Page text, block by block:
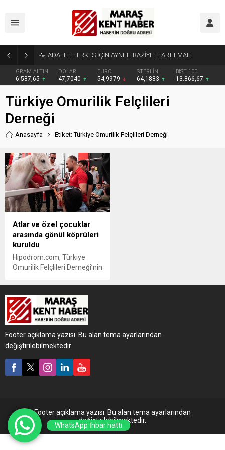
ADALET HERKES İÇİN AYNI TERAZİYLE TARTILMALI
GRAM ALTIN
6.587,65
DOLAR
47,7040
EURO
54,9979
STERLİN
64,1883
BIST 100
13.866,67
Türkiye Omurilik Felçlileri
Derneği
Anasayfa Etiket: Türkiye Omurilik Felçlileri Derneği
Atlar ve özel çocuklar
arasında gönül köprüleri
kuruldu
Hipodrom.com, Türkiye
Omurilik Felçlileri Derneği’nin
üstlendiği Atla Terapi
Merkez’inde özel çocukları
ağırladı. Etkinliğe dair
Hipodrom.com Genel
Müdürü Ersin Erdem,
“Atların doğal davranışları ve
zarif hareketleri,
çocuklarımızın hayal gücünü
besleyip yeni ufuklar
açacaktır’’ dedi.
Footer açıklama yazısı. Bu alan tema ayarlarından
değiştirilebilmektedir.
Footer açıklama yazısı. Bu alan tema ayarlarından
değiştirilebilmektedir.
WhatsApp İhbar hattı